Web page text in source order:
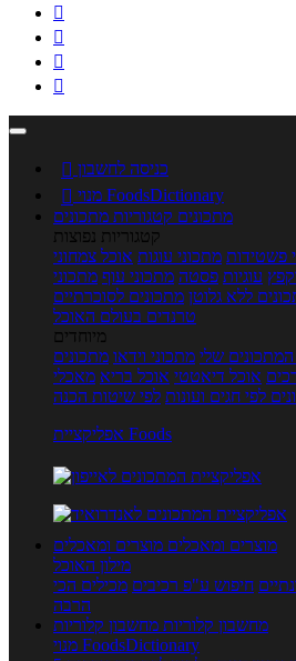




 כניסה לחשבון

מנוי FoodsDictionary
מתכונים קטגוריות מתכונים
קטגוריות נפוצות
פשטידות מתכוני עוגות אוכל צמחוני
עוגיות פסטה מתכוני עוף מתכוני
ללא גלוטן מתכונים לסוכרתיים
טרנדים בעולם האוכל
מיוחדים
שלי מתכוני וידאו מתכונים
אוכל דיאטטי אוכל בריא מאכלי
לפי חגים ועונות לפי שיטות הכנה
אפליקציית Foods
מוצרים ומאכלים מוצרים ומאכלים
מילון האוכל
חיפוש ע"פ רכיבים מכילים הכי
הרבה
מחשבון קלוריות מחשבון קלוריות
מנוי FoodsDictionary